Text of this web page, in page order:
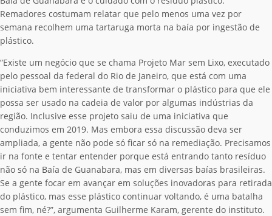
Remadores costumam relatar que pelo menos uma vez por
semana recolhem uma tartaruga morta na baía por ingestão de
plástico.
“Existe um negócio que se chama Projeto Mar sem Lixo, executado
pelo pessoal da federal do Rio de Janeiro, que está com uma
iniciativa bem interessante de transformar o plástico para que ele
possa ser usado na cadeia de valor por algumas indústrias da
região. Inclusive esse projeto saiu de uma iniciativa que
conduzimos em 2019. Mas embora essa discussão deva ser
ampliada, a gente não pode só ficar só na remediação. Precisamos
ir na fonte e tentar entender porque está entrando tanto resíduo
não só na Baía de Guanabara, mas em diversas baías brasileiras.
Se a gente focar em avançar em soluções inovadoras para retirada
do plástico, mas esse plástico continuar voltando, é uma batalha
sem fim, né?”, argumenta Guilherme Karam, gerente do instituto.